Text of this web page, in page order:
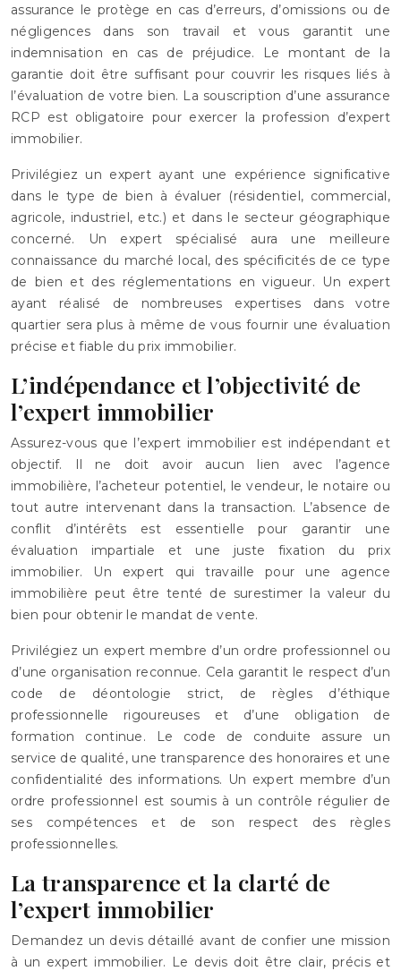
assurance le protège en cas d’erreurs, d’omissions ou de
négligences dans son travail et vous garantit une
indemnisation en cas de préjudice. Le montant de la
garantie doit être suffisant pour couvrir les risques liés à
l’évaluation de votre bien. La souscription d’une assurance
RCP est obligatoire pour exercer la profession d’expert
immobilier.
Privilégiez un expert ayant une expérience significative
dans le type de bien à évaluer (résidentiel, commercial,
agricole, industriel, etc.) et dans le secteur géographique
concerné. Un expert spécialisé aura une meilleure
connaissance du marché local, des spécificités de ce type
de bien et des réglementations en vigueur. Un expert
ayant réalisé de nombreuses expertises dans votre
quartier sera plus à même de vous fournir une évaluation
précise et fiable du prix immobilier.
L’indépendance et l’objectivité de
l’expert immobilier
Assurez-vous que l’expert immobilier est indépendant et
objectif. Il ne doit avoir aucun lien avec l’agence
immobilière, l’acheteur potentiel, le vendeur, le notaire ou
tout autre intervenant dans la transaction. L’absence de
conflit d’intérêts est essentielle pour garantir une
évaluation impartiale et une juste fixation du prix
immobilier. Un expert qui travaille pour une agence
immobilière peut être tenté de surestimer la valeur du
bien pour obtenir le mandat de vente.
Privilégiez un expert membre d’un ordre professionnel ou
d’une organisation reconnue. Cela garantit le respect d’un
code de déontologie strict, de règles d’éthique
professionnelle rigoureuses et d’une obligation de
formation continue. Le code de conduite assure un
service de qualité, une transparence des honoraires et une
confidentialité des informations. Un expert membre d’un
ordre professionnel est soumis à un contrôle régulier de
ses compétences et de son respect des règles
professionnelles.
La transparence et la clarté de
l’expert immobilier
Demandez un devis détaillé avant de confier une mission
à un expert immobilier. Le devis doit être clair, précis et